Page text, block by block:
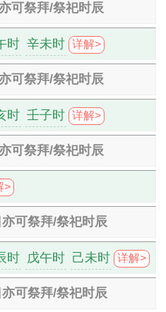
可祭拜/祭祀时辰
时 辛未时 详解>
可祭拜/祭祀时辰
时 壬子时 详解>
可祭拜/祭祀时辰
>
可祭拜/祭祀时辰
时 戊午时 己未时 详解>
可祭拜/祭祀时辰